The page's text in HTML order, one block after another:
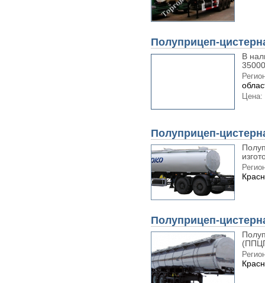
Полуприцеп-
В
Цена:
Полуприцеп-
Полуприцеп-